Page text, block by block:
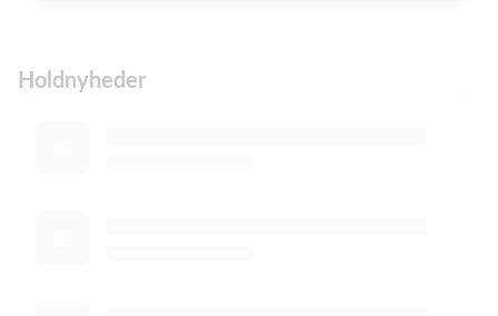
Holdnyheder